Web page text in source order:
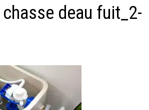
deau fuit_2-